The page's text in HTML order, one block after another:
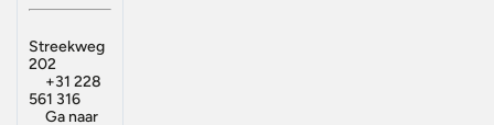
Streekweg
202
+31 228
561 316
Ga naar